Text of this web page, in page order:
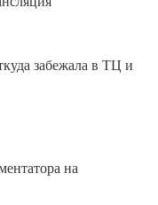
забежала в ТЦ и
на